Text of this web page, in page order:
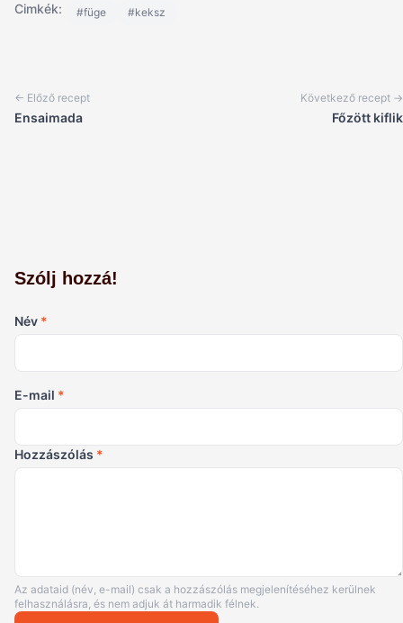
Cimkék: #füge #keksz
← Előző recept
Ensaimada
Következő recept →
Főzött kiflik
Szólj hozzá!
Név *
E-mail *
Hozzászólás *
Az adataid (név, e-mail) csak a hozzászólás megjelenítéséhez kerülnek
felhasználásra, és nem adjuk át harmadik félnek.